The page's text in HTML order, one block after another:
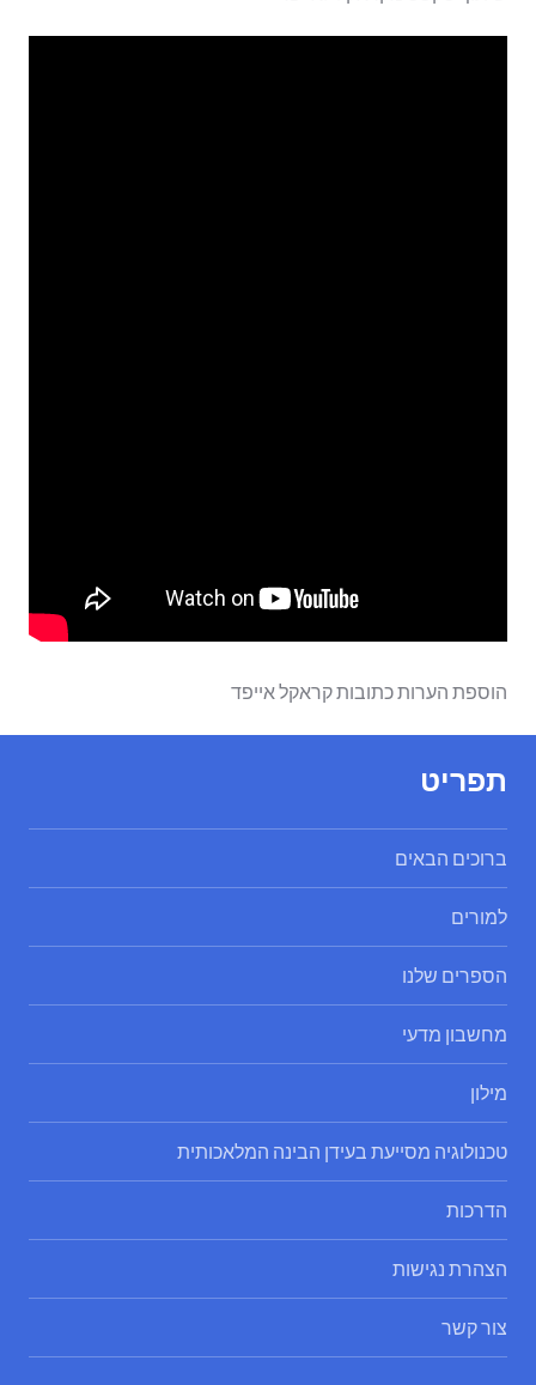
הוספת הערות כתובות קראקל אייפד
תפריט
ברוכים הבאים
למורים
הספרים שלנו
מחשבון מדעי
מילון
טכנולוגיה מסייעת בעידן הבינה המלאכותית
הדרכות
הצהרת נגישות
צור קשר